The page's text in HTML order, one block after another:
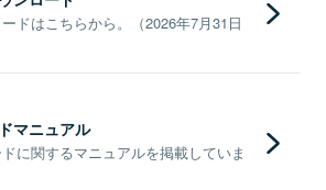
ドはこちらから。（2026年7月31日
マニュアル
に関するマニュアルを掲載していま